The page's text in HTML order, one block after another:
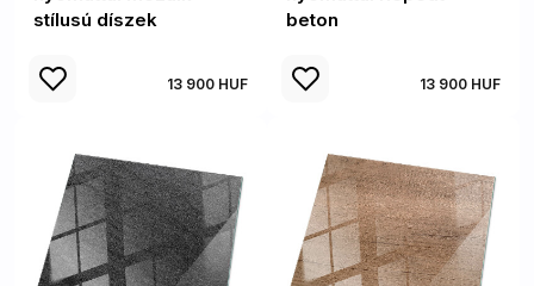
stílusú díszek
13 900 HUF
beton
13 900 HUF